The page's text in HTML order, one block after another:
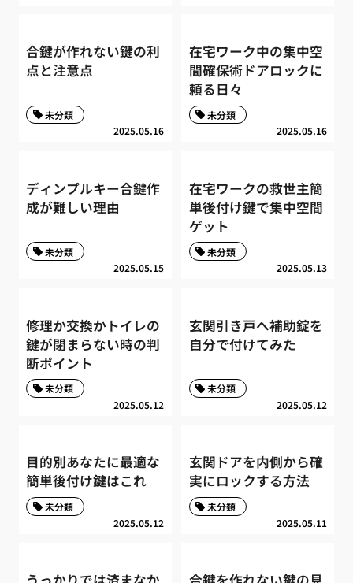
合鍵が作れない鍵の利
点と注意点
2025.05.16
未分類
在宅ワーク中の集中空
間確保術ドアロックに
頼る日々
2025.05.16
未分類
ディンプルキー合鍵作
成が難しい理由
2025.05.15
未分類
在宅ワークの救世主簡
単後付け鍵で集中空間
ゲット
2025.05.13
未分類
修理か交換かトイレの
鍵が閉まらない時の判
断ポイント
2025.05.12
未分類
玄関引き戸へ補助錠を
自分で付けてみた
2025.05.12
未分類
目的別あなたに最適な
簡単後付け鍵はこれ
2025.05.12
未分類
玄関ドアを内側から確
実にロックする方法
2025.05.11
未分類